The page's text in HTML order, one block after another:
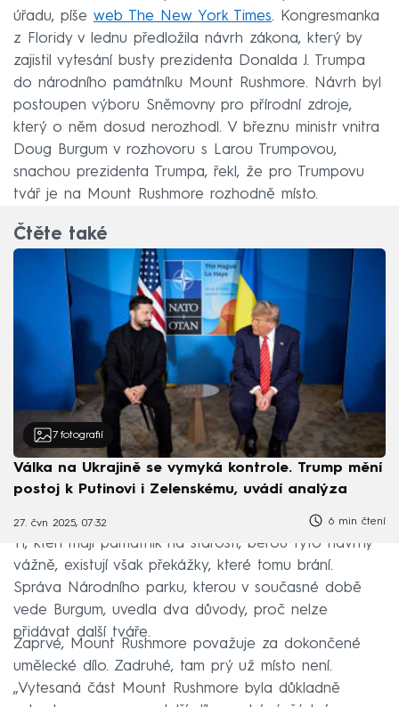
úřadu, píše web The New York Times. Kongresmanka
z Floridy v lednu předložila návrh zákona, který by
zajistil vytesání busty prezidenta Donalda J. Trumpa
do národního památníku Mount Rushmore. Návrh byl
postoupen výboru Sněmovny pro přírodní zdroje,
který o něm dosud nerozhodl. V březnu ministr vnitra
Doug Burgum v rozhovoru s Larou Trumpovou,
snachou prezidenta Trumpa, řekl, že pro Trumpovu
tvář je na Mount Rushmore rozhodně místo.
Čtěte také
7 fotografií
Válka na Ukrajině se vymyká kontrole. Trump mění
postoj k Putinovi i Zelenskému, uvádí analýza
27. čvn 2025, 07:32 6 min čtení
Ti, kteří mají památník na starosti, berou tyto návrhy
vážně, existují však překážky, které tomu brání.
Správa Národního parku, kterou v současné době
vede Burgum, uvedla dva důvody, proč nelze
přidávat další tváře.
Zaprvé, Mount Rushmore považuje za dokončené
umělecké dílo. Zadruhé, tam prý už místo není.
„Vytesaná část Mount Rushmore byla důkladně